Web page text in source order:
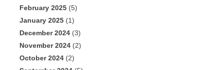
February 2025 (5)
January 2025 (1)
December 2024 (3)
November 2024 (2)
October 2024 (2)